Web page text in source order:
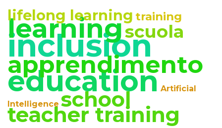
lifelong learning training
learningscuola
inclusion
apprendimento
education Artificial
Intelligence school
teacher training